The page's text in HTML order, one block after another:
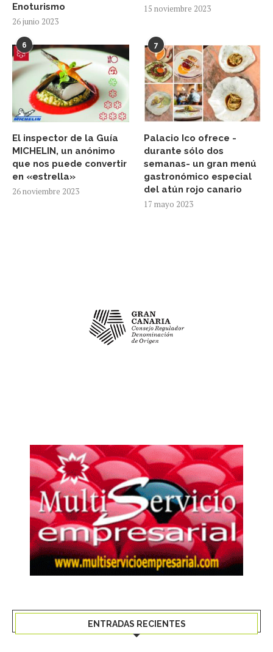
Enoturismo
26 junio 2023
15 noviembre 2023
6
El inspector de la Guía
MICHELIN, un anónimo
que nos puede convertir
en «estrella»
26 noviembre 2023
7
Palacio Ico ofrece -
durante sólo dos
semanas- un gran menú
gastronómico especial
del atún rojo canario
17 mayo 2023
ENTRADAS RECIENTES